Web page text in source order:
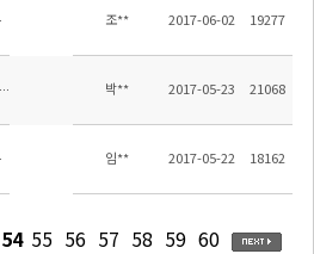
서류심사 합격자 발표 조** 2017-06-02 19277
학교 중등 수학여행 용역업체 선정 입찰 재공고(긴급)
박** 2017-05-23 21068
공고(2차 접수기간 연장)임** 2017-05-22 18162
54 55 56 57 58 59 60